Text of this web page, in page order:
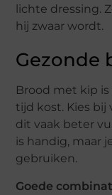
lichte dressing.
hij zwaar wordt.
Gezonde
Brood met kip
tijd kost. Kies
dit vaak beter
is handig, maar
gebruiken.
Goede